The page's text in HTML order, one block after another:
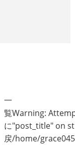
一
覧
に
戻
Warning:
"post_title" on
/home/